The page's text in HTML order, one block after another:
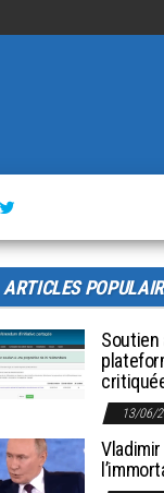
ARTICLES
Soutien
13/06/